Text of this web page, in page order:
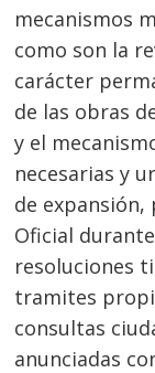
mecanismos
como son la
carácter
de las obras
y el
necesarias y
de expansión,
Oficial
resoluciones
tramites
consultas
anunciadas